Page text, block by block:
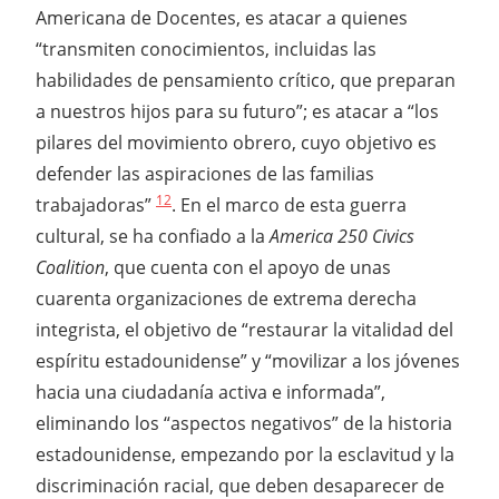
Americana de Docentes, es atacar a quienes
“transmiten conocimientos, incluidas las
habilidades de pensamiento crítico, que preparan
a nuestros hijos para su futuro”; es atacar a “los
pilares del movimiento obrero, cuyo objetivo es
defender las aspiraciones de las familias
trabajadoras” 12. En el marco de esta guerra
cultural, se ha confiado a laAmerica 250 Civics
Coalition, que cuenta con el apoyo de unas
cuarenta organizaciones de extrema derecha
integrista, el objetivo de “restaurar la vitalidad del
espíritu estadounidense” y “movilizar a los jóvenes
hacia una ciudadanía activa e informada”,
eliminando los “aspectos negativos” de la historia
estadounidense, empezando por la esclavitud y la
discriminación racial, que deben desaparecer de